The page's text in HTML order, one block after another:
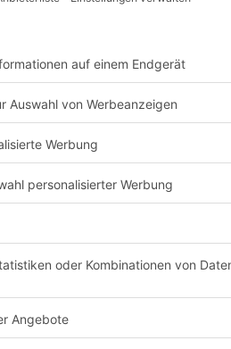
und Nutzen
Sie sind modular
Bedürfnisse